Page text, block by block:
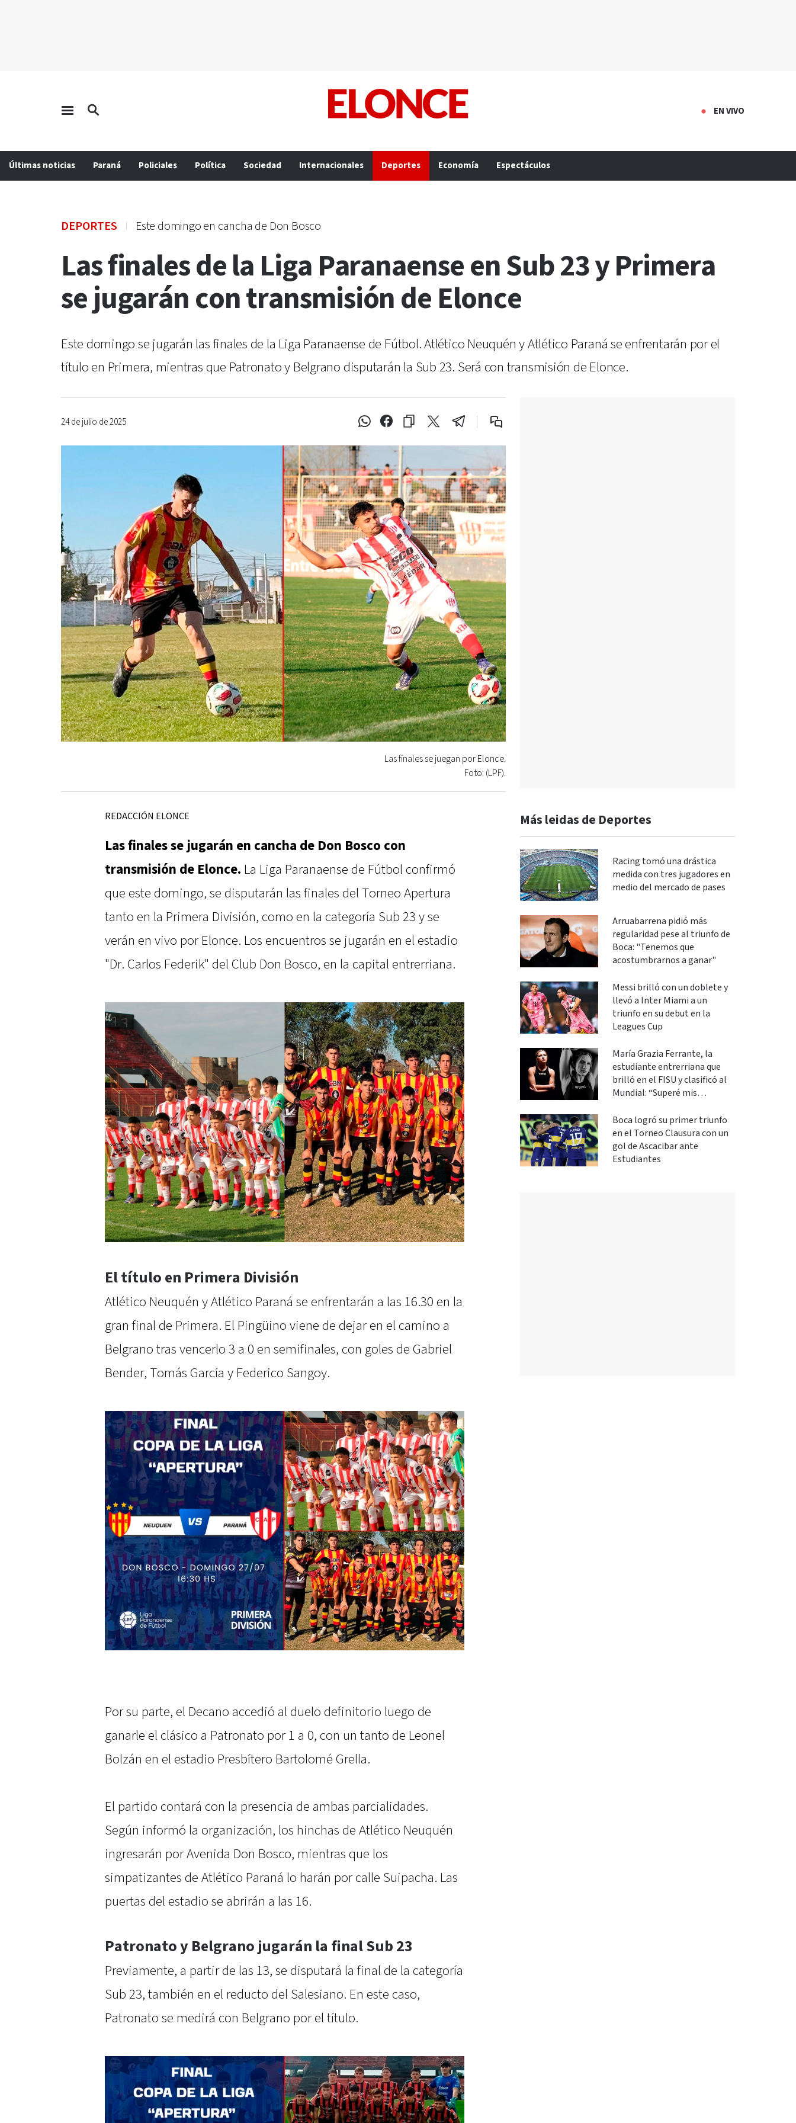
EN VIVO
Últimas noticias Paraná Policiales Política Sociedad Internacionales Deportes Economía Espectáculos
DEPORTES Este domingo en cancha de Don Bosco
Las finales de la Liga Paranaense en Sub 23 y Primera
se jugarán con transmisión de Elonce
Este domingo se jugarán las finales de la Liga Paranaense de Fútbol. Atlético Neuquén y Atlético Paraná se enfrentarán por el
título en Primera, mientras que Patronato y Belgrano disputarán la Sub 23. Será con transmisión de Elonce.
24 de julio de 2025
Las finales se juegan por Elonce.
Foto: (LPF).
REDACCIÓN ELONCE
Las finales se jugarán en cancha de Don Bosco con
transmisión de Elonce. La Liga Paranaense de Fútbol confirmó
que este domingo, se disputarán las finales del Torneo Apertura
tanto en la Primera División, como en la categoría Sub 23 y se
verán en vivo por Elonce. Los encuentros se jugarán en el estadio
"Dr. Carlos Federik" del Club Don Bosco, en la capital entrerriana.
El título en Primera División
Atlético Neuquén y Atlético Paraná se enfrentarán a las 16.30 en la
gran final de Primera. El Pingüino viene de dejar en el camino a
Belgrano tras vencerlo 3 a 0 en semifinales, con goles de Gabriel
Bender, Tomás García y Federico Sangoy.
Por su parte, el Decano accedió al duelo definitorio luego de
ganarle el clásico a Patronato por 1 a 0, con un tanto de Leonel
Bolzán en el estadio Presbítero Bartolomé Grella.
El partido contará con la presencia de ambas parcialidades.
Según informó la organización, los hinchas de Atlético Neuquén
ingresarán por Avenida Don Bosco, mientras que los
simpatizantes de Atlético Paraná lo harán por calle Suipacha. Las
puertas del estadio se abrirán a las 16.
Patronato y Belgrano jugarán la final Sub 23
Previamente, a partir de las 13, se disputará la final de la categoría
Sub 23, también en el reducto del Salesiano. En este caso,
Patronato se medirá con Belgrano por el título.
Más leidas de Deportes
Racing tomó una drástica
medida con tres jugadores en
medio del mercado de pases
Arruabarrena pidió más
regularidad pese al triunfo de
Boca: "Tenemos que
acostumbrarnos a ganar"
Messi brilló con un doblete y
llevó a Inter Miami a un
triunfo en su debut en la
Leagues Cup
María Grazia Ferrante, la
estudiante entrerriana que
brilló en el FISU y clasificó al
Mundial: “Superé mis
Boca logró su primer triunfo
en el Torneo Clausura con un
gol de Ascacibar ante
Estudiantes